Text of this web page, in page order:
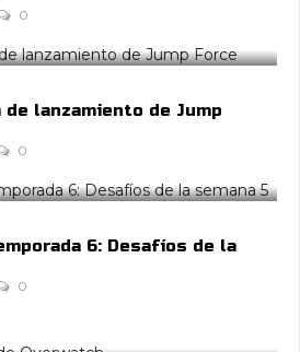
0
lanzamiento de Jump
0
6: Desafíos de la
0